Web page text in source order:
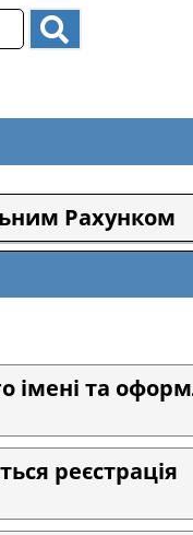
Рахунком
імені та
реєстрація